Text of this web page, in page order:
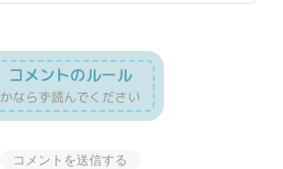
コメントのルール
かならず読んでください
コメントを送信する